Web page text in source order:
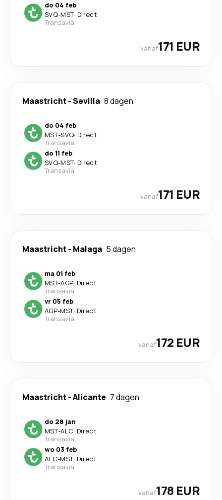
do 04 feb
SVQ-MST· Direct
Transavia
vanaf171 EUR
Maastricht-Sevilla 8 dagen
do 04 feb
MST-SVQ· Direct
Transavia
do 11 feb
SVQ-MST· Direct
Transavia
vanaf171 EUR
Maastricht- Malaga 5 dagen
ma 01 feb
MST-AGP· Direct
Transavia
vr 05 feb
AGP-MST· Direct
Transavia
vanaf172 EUR
Maastricht-Alicante 7 dagen
do 28 jan
MST-ALC· Direct
Transavia
wo 03 feb
ALC-MST· Direct
Transavia
vanaf178 EUR